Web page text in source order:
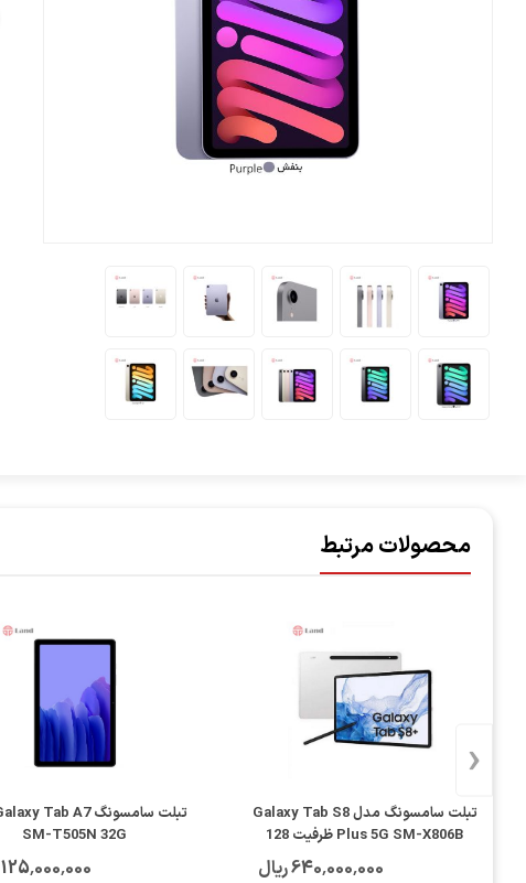
محصولات مرتبط
تبلت سامسونگ مدل Galaxy Tab S8
Plus 5G SM-X806B ظرفیت 128
640٬000٬000 ریال
SM-T505N 32G
125٬000٬000 ریال
‹